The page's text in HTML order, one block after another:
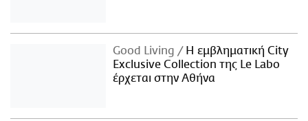
Good Living
Η εμβληματική City
Exclusive Collection της Le Labo
έρχεται στην Αθήνα